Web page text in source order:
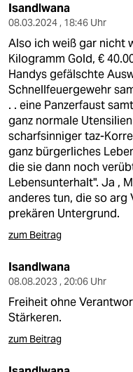
Isandlwana
08.03.2024 , 18:46 Uhr
Also ich weiß gar nicht
Kilogramm Gold, €
Handys gefälschte
Schnellfeuergewehr
. . eine Panzerfaust
ganz normale
scharfsinniger taz-
ganz bürgerliches
die sie dann noch
Lebensunterhalt". Ja ,
anderes tun, die so
prekären Untergrund.
zum Beitrag
Isandlwana
08.08.2023 , 20:06 Uhr
Freiheit ohne
Stärkeren.
zum Beitrag